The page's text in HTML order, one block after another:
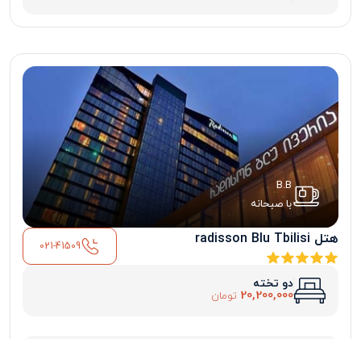
B.B
با صبحانه
هتل radisson Blu Tbilisi 021-41509
دو تخته
20,200,000 تومان